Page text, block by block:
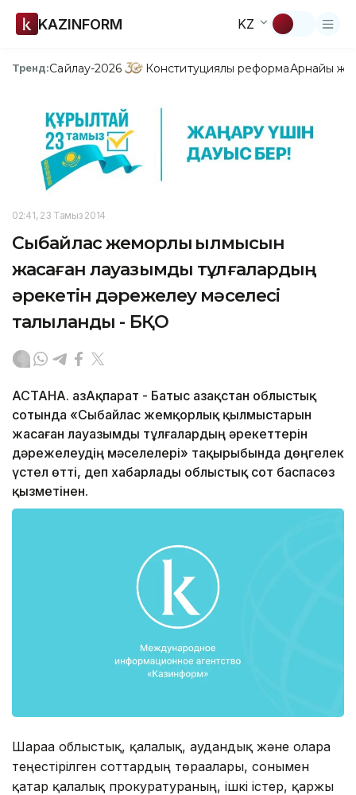
KAZINFORM KZ
Тренд:Сайлау-2026 Конституциялық реформаАрнайы
02:41, 23 Тамыз 2014
Cыбайлас жемқорлық қылмысын
жасаған лауазымды тұлғалардың
әрекетін дәрежелеу мәселесі
талқыланды - БҚО
АСТАНА. ҚазАқпарат - Батыс Қазақстан облыстық
сотында «Сыбайлас жемқорлық қылмыстарын
жасаған лауазымды тұлғалардың әрекеттерін
дәрежелеудің мәселелері» тақырыбында дөңгелек
үстел өтті, деп хабарлады облыстық сот баспасөз
қызметінен.
Шараға облыстық, қалалық, аудандық және оларға
теңестірілген соттардың төрағалары, сонымен
қатар қалалық прокуратураның, ішкі істер, қаржы